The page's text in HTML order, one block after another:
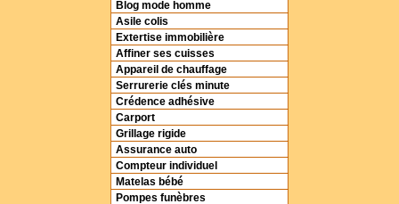
Blog mode homme
Asile colis
Extertise immobilière
Affiner ses cuisses
Appareil de chauffage
Serrurerie clés minute
Crédence adhésive
Carport
Grillage rigide
Assurance auto
Compteur individuel
Matelas bébé
Pompes funèbres